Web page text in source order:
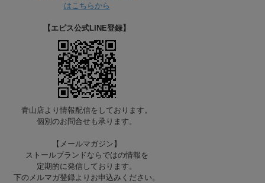
H-BLUSH
はこちらから
【エピス公式LINE登録】
青山店より情報配信をしております。
個別のお問合せも承ります。
【メールマガジン】
ストールブランドならではの情報を
定期的に発信しております。
下のメルマガ登録よりお申込みください。